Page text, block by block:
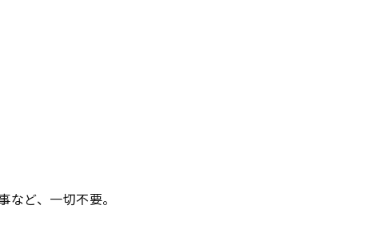
ど、一切不要。